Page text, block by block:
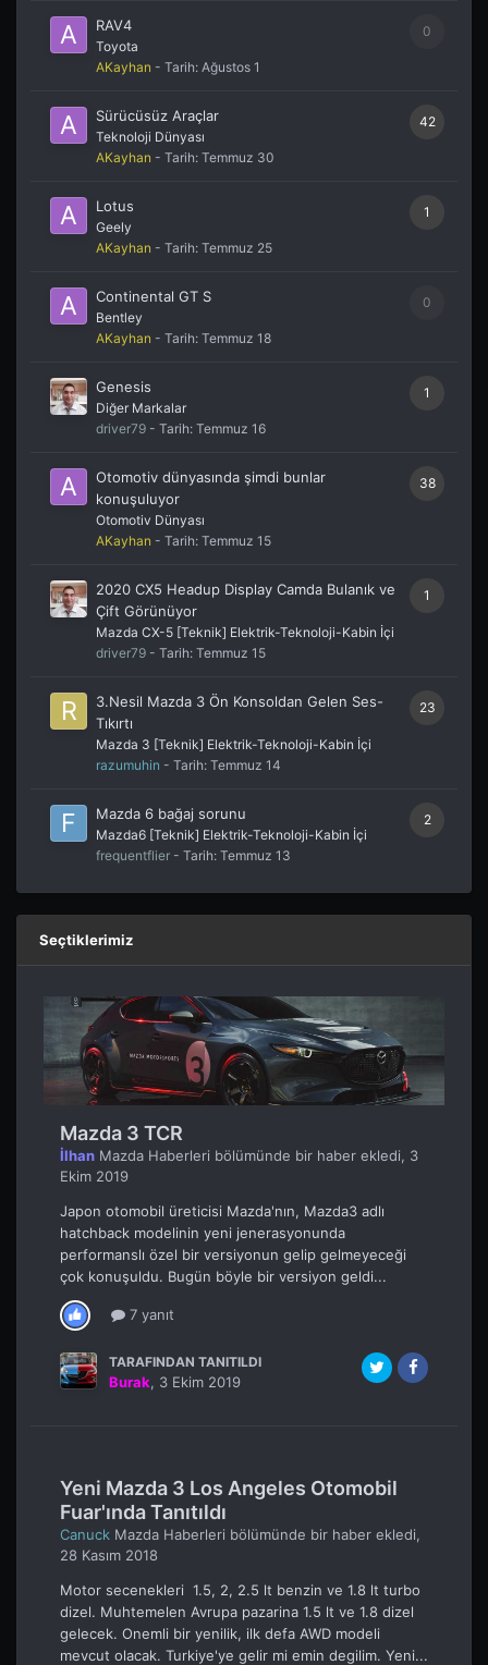
0
RAV4
Toyota
AKayhan - Tarih: Ağustos 1
42
Sürücüsüz Araçlar
Teknoloji Dünyası
AKayhan - Tarih: Temmuz 30
1
Lotus
Geely
AKayhan - Tarih: Temmuz 25
0
Continental GT S
Bentley
AKayhan - Tarih: Temmuz 18
1
Genesis
Diğer Markalar
driver79 - Tarih: Temmuz 16
38
Otomotiv dünyasında şimdi bunlar
konuşuluyor
Otomotiv Dünyası
AKayhan - Tarih: Temmuz 15
1
2020 CX5 Headup Display Camda Bulanık ve
Çift Görünüyor
Mazda CX-5 [Teknik] Elektrik-Teknoloji-Kabin İçi
driver79 - Tarih: Temmuz 15
23
3.Nesil Mazda 3 Ön Konsoldan Gelen Ses-
Tıkırtı
Mazda 3 [Teknik] Elektrik-Teknoloji-Kabin İçi
razumuhin - Tarih: Temmuz 14
2
Mazda 6 bağaj sorunu
Mazda6 [Teknik] Elektrik-Teknoloji-Kabin İçi
frequentflier - Tarih: Temmuz 13
Seçtiklerimiz
Mazda 3 TCR
İlhan Mazda Haberleri bölümünde bir haber ekledi, 3
Ekim 2019
Japon otomobil üreticisi Mazda'nın, Mazda3 adlı
hatchback modelinin yeni jenerasyonunda
performanslı özel bir versiyonun gelip gelmeyeceği
çok konuşuldu. Bugün böyle bir versiyon geldi...
7 yanıt
TARAFINDAN TANITILDI
Burak, 3 Ekim 2019
Yeni Mazda 3 Los Angeles Otomobil
Fuar'ında Tanıtıldı
Canuck Mazda Haberleri bölümünde bir haber ekledi,
28 Kasım 2018
Motor secenekleri 1.5, 2, 2.5 lt benzin ve 1.8 lt turbo
dizel. Muhtemelen Avrupa pazarina 1.5 lt ve 1.8 dizel
gelecek. Onemli bir yenilik, ilk defa AWD modeli
mevcut olacak. Turkiye'ye gelir mi emin degilim. Yeni...